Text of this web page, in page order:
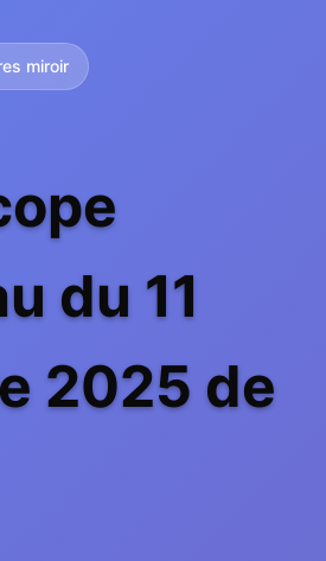
miroir
du 11
2025 de